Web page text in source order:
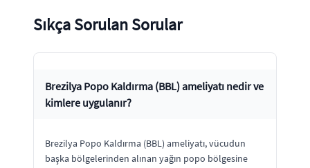
Sıkça Sorulan Sorular
Brezilya Popo Kaldırma (BBL) ameliyatı nedir ve
kimlere uygulanır?
Brezilya Popo Kaldırma (BBL) ameliyatı, vücudun
başka bölgelerinden alınan yağın popo bölgesine